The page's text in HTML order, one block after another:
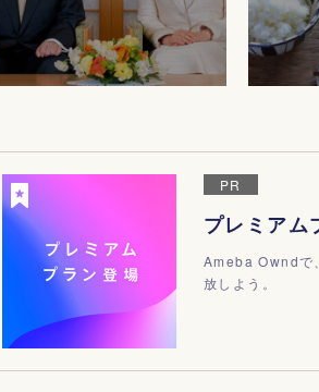
PR
プレミアム
Ameba Owndで
放しよう。